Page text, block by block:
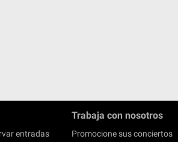
entradas
Trabaja con nosotros
Promocione sus conciertos